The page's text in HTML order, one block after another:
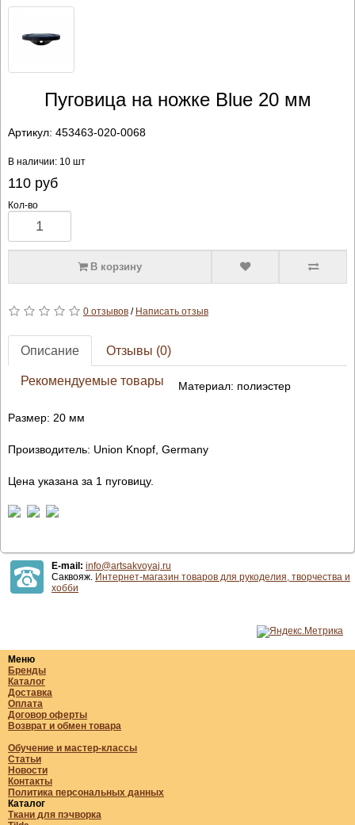
Пуговица на ножке Blue 20 мм
Артикул: 453463-020-0068
В наличии: 10 шт
110руб
Кол-во
В корзину
0 отзывов/ Написать отзыв
Описание Отзывы (0)
Рекомендуемые товары Материал: полиэстер
Размер: 20 мм
Производитель: Union Knopf, Germany
Цена указана за 1 пуговицу.
E-mail: info@artsakvoyaj.ru
Саквояж. Интернет-магазин товаров для рукоделия, творчества и
хобби
Меню
Бренды
Каталог
Доставка
Оплата
Договор оферты
Возврат и обмен товара
Обучение и мастер-классы
Статьи
Новости
Контакты
Политика персональных данных
Каталог
Ткани для пэчворка